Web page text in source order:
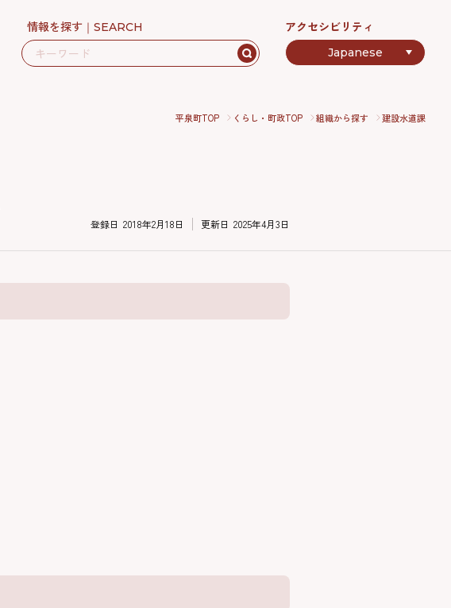
情報を探す SEARCH アクセシビリティ
平泉町TOP くらし・町政TOP 組織から探す 建設水道課
登録日 2018年2月18日 更新日 2025年4月3日